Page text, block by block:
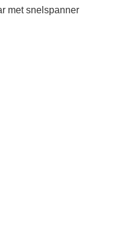
met snelspanner